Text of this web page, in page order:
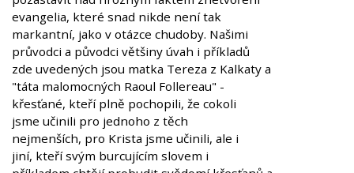
evangelia, které snad nikde není tak
markantní, jako v otázce chudoby. Našimi
průvodci a původci většiny úvah i příkladů
zde uvedených jsou matka Tereza z Kalkaty a
"táta malomocných Raoul Follereau" -
křesťané, kteří plně pochopili, že cokoli
jsme učinili pro jednoho z těch
nejmenších, pro Krista jsme učinili, ale i
jiní, kteří svým burcujícím slovem i